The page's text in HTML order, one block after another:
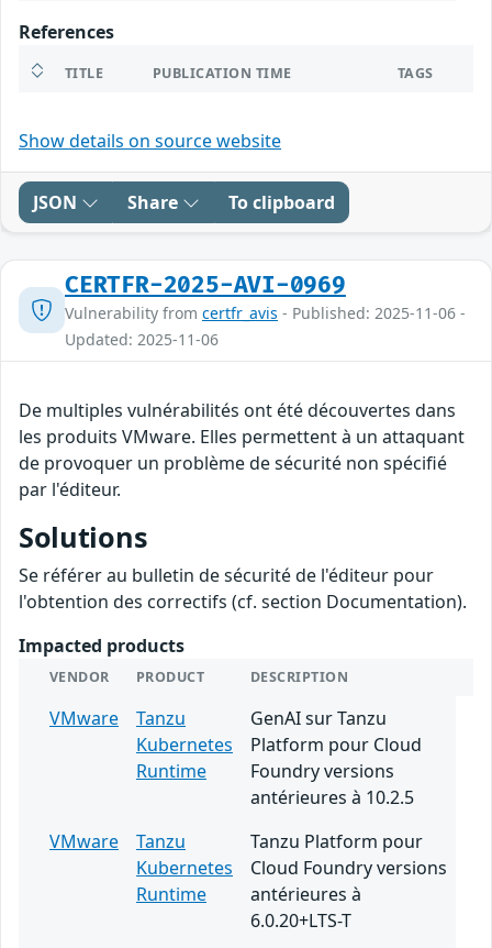
References
TITLE PUBLICATION TIME TAGS
Show details on source website
JSON Share To clipboard
CERTFR-2025-AVI-0969
Vulnerability from certfr_avis - Published: 2025-11-06 -
Updated: 2025-11-06
De multiples vulnérabilités ont été découvertes dans
les produits VMware. Elles permettent à un attaquant
de provoquer un problème de sécurité non spécifié
par l'éditeur.
Solutions
Se référer au bulletin de sécurité de l'éditeur pour
l'obtention des correctifs (cf. section Documentation).
Impacted products
VENDOR PRODUCT DESCRIPTION
VMware
Tanzu
Kubernetes
Runtime
GenAI sur Tanzu
Platform pour Cloud
Foundry versions
antérieures à 10.2.5
VMware
Tanzu
Kubernetes
Runtime
Tanzu Platform pour
Cloud Foundry versions
antérieures à
6.0.20+LTS-T